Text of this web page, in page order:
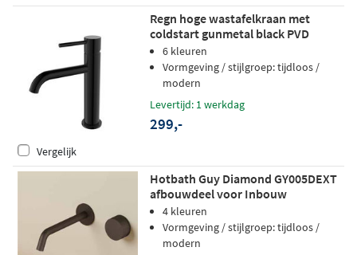
Regn hoge wastafelkraan met
coldstart gunmetal black PVD
6 kleuren
Vormgeving / stijlgroep: tijdloos /
modern
Levertijd: 1 werkdag
299,-
Vergelijk
Hotbath Guy Diamond GY005DEXT
afbouwdeel voor Inbouw
wastafelkraan 20cm - Tuscan bronze
4 kleuren
Vormgeving / stijlgroep: tijdloos /
modern